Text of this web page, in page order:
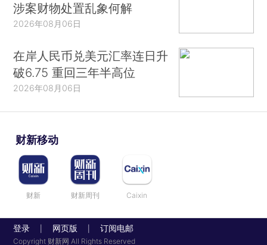
涉案财物处置乱象何解
2026年08月06日
在岸人民币兑美元汇率连日升
破6.75 重回三年半高位
2026年08月06日
财新移动
财新 财新周刊 Caixin
登录 网页版 订阅电邮
Copyright 财新网 All Rights Reserved